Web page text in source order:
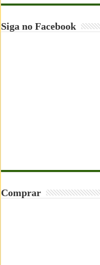
Siga no Facebook
Comprar